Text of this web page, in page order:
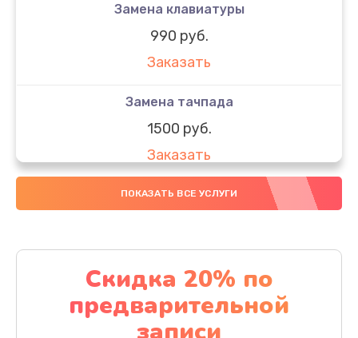
Замена клавиатуры
990 руб.
Заказать
Замена тачпада
1500 руб.
Заказать
Замена южного моста
Заказать
Чистка от пыли
1060 руб.
ПОКАЗАТЬ ВСЕ УСЛУГИ
Скидка 20% по
предварительной